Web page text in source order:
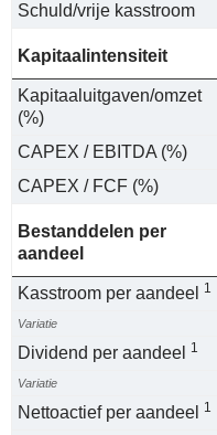
Schuld/vrije kasstroom
Kapitaalintensiteit
Kapitaaluitgaven/omzet
(%)
CAPEX / EBITDA (%)
CAPEX / FCF (%)
Bestanddelen per
aandeel
Kasstroom per aandeel 1
Variatie
Dividend per aandeel 1
Variatie
Nettoactief per aandeel 1